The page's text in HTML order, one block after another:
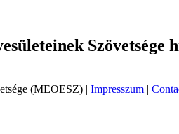
Szövetsége
(MEOESZ) | Impresszum |